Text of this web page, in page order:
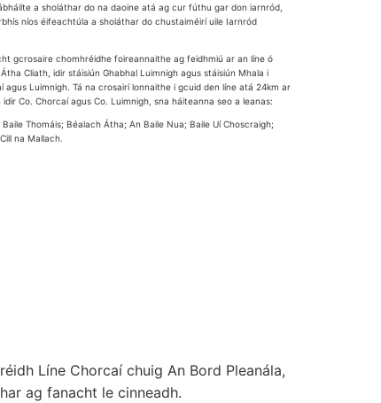
a sholáthar do na daoine atá ag cur fúthu gar don iarnród,
níos éifeachtúla a sholáthar do chustaiméirí uile Iarnród
gcrosaire chomhréidhe foireannaithe ag feidhmiú ar an líne ó
Cliath, idir stáisiún Ghabhal Luimnigh agus stáisiún Mhala i
agus Luimnigh. Tá na crosairí lonnaithe i gcuid den líne atá 24km ar
Co. Chorcaí agus Co. Luimnigh, sna háiteanna seo a leanas:
Thomáis; Béalach Átha; An Baile Nua; Baile Uí Choscraigh;
na Mallach.
Líne Chorcaí chuig An Bord Pleanála,
ag fanacht le cinneadh.